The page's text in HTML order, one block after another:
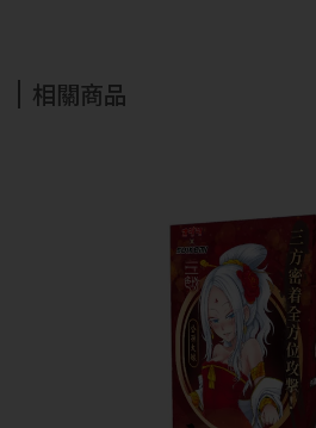
相關商品